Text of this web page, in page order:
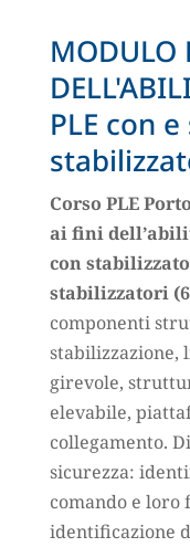
MODULO
PLE con
Corso PLE
ai fini
con
stabilizzatori
componenti
stabilizzazione,
girevole,
elevabile,
collegamento.
sicurezza:
comando e loro
identificazione